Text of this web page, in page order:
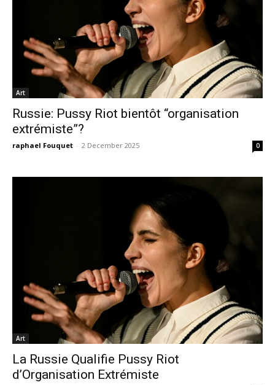
Art
Russie: Pussy Riot bientôt “organisation
extrémiste”?
raphael Fouquet - 2 December 2025 0
Art
La Russie Qualifie Pussy Riot
d’Organisation Extrémiste